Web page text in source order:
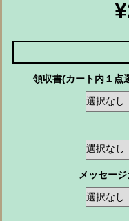
領収書(カート内１点
メッセー